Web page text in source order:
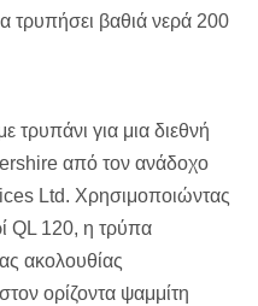
τρυπήσει βαθιά νερά 200
τρυπάνι για μια διεθνή
από τον ανάδοχο
Ltd. Χρησιμοποιώντας
QL 120, η τρύπα
ακολουθίας
ορίζοντα ψαμμίτη